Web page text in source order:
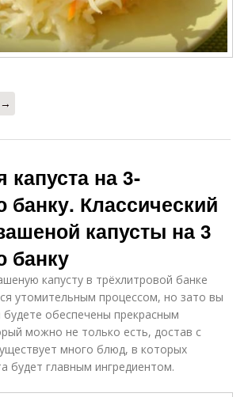
→
капуста на 3-
банку. Классический
капусты на 3
банку
капусту в трёхлитровой банке
утомительным процессом, но зато вы
обеспечены прекрасным
можно не только есть, достав с
много блюд, в которых
будет главным ингредиентом.